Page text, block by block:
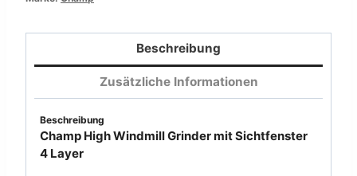
Layer
Beschreibung
Zusätzliche Informationen
Beschreibung
Champ High Windmill Grinder mit Sichtfenster
4 Layer